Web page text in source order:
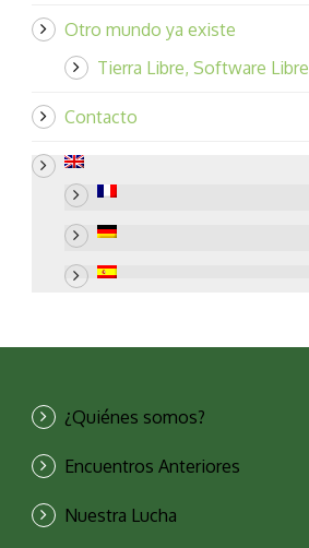
Otro mundo ya existe
Tierra Libre, Software Libre
Contacto
¿Quiénes somos?
Encuentros Anteriores
Nuestra Lucha